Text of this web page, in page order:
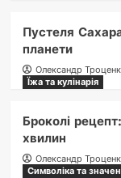
Пустеля
планети
Олександр
Їжа та кулінарія
Броколі
хвилин
Олександр
Символіка та